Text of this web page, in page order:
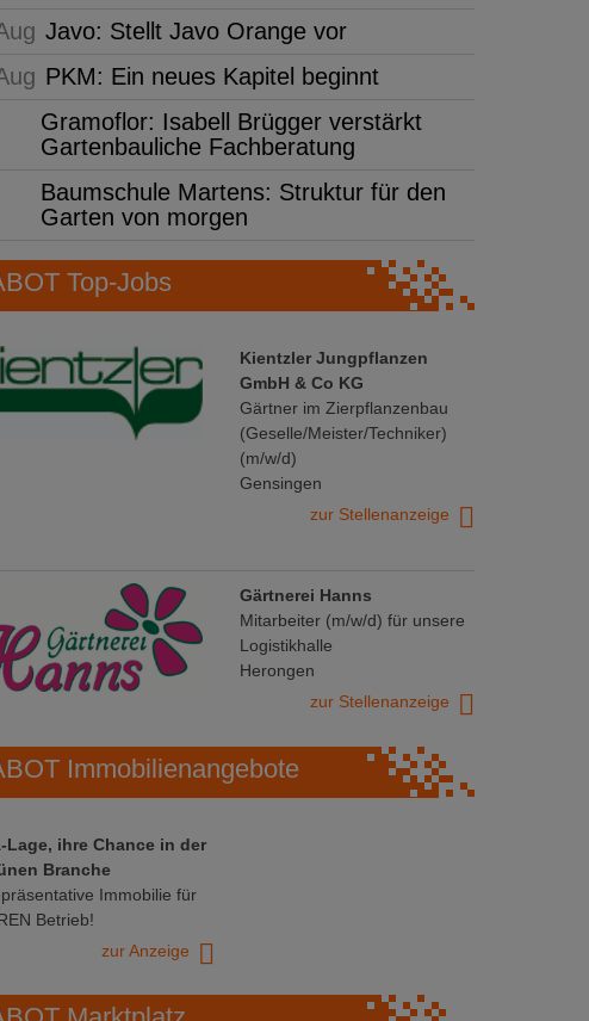
Javo: Stellt Javo Orange vor
PKM: Ein neues Kapitel beginnt
Gramoflor: Isabell Brügger verstärkt
Gartenbauliche Fachberatung
Baumschule Martens: Struktur für den
Garten von morgen
Top-Jobs
Kientzler Jungpflanzen
GmbH & Co KG
Gärtner im Zierpflanzenbau
(Geselle/Meister/Techniker)
(m/w/d)
Gensingen
zur Stellenanzeige
Gärtnerei Hanns
Mitarbeiter (m/w/d) für unsere
Logistikhalle
Herongen
zur Stellenanzeige
Immobilienangebote
Lage, ihre Chance in der
Branche
Immobilie für
Betrieb!
zur Anzeige